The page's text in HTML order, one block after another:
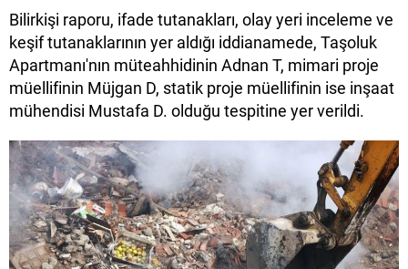
Bilirkişi raporu, ifade tutanakları, olay yeri inceleme ve
keşif tutanaklarının yer aldığı iddianamede, Taşoluk
Apartmanı'nın müteahhidinin Adnan T, mimari proje
müellifinin Müjgan D, statik proje müellifinin ise inşaat
mühendisi Mustafa D. olduğu tespitine yer verildi.